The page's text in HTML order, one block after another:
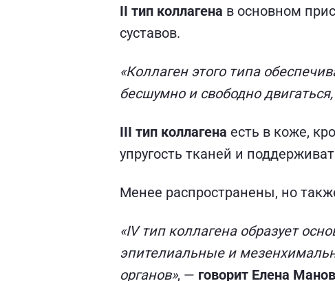
II тип коллагена в основном
суставов.
«Коллаген этого типа
бесшумно и свободно
III тип коллагена есть в коже,
упругость тканей и
Менее распространены, но
«IV тип коллагена образует
эпителиальные и
органов», — говорит Елена